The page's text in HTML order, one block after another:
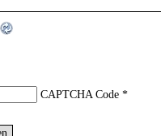
CAPTCHA Code*